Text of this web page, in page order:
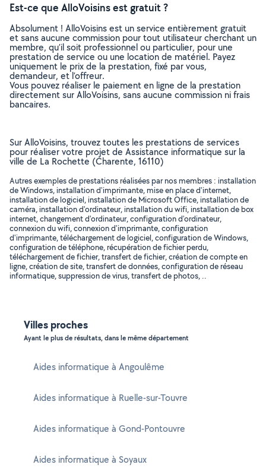
Est-ce que AlloVoisins est gratuit ?
Absolument ! AlloVoisins est un service entièrement gratuit
et sans aucune commission pour tout utilisateur cherchant un
membre, qu’il soit professionnel ou particulier, pour une
prestation de service ou une location de matériel. Payez
uniquement le prix de la prestation, fixé par vous,
demandeur, et l’offreur.
Vous pouvez réaliser le paiement en ligne de la prestation
directement sur AlloVoisins, sans aucune commission ni frais
bancaires.
Sur AlloVoisins, trouvez toutes les prestations de services
pour réaliser votre projet de Assistance informatique sur la
ville de La Rochette (Charente, 16110)
Autres exemples de prestations réalisées par nos membres : installation
de Windows, installation d'imprimante, mise en place d'internet,
installation de logiciel, installation de Microsoft Office, installation de
caméra, installation d'ordinateur, installation du wifi, installation de box
internet, changement d'ordinateur, configuration d'ordinateur,
connexion du wifi, connexion d'imprimante, configuration
d'imprimante, téléchargement de logiciel, configuration de Windows,
configuration de téléphone, récupération de fichier perdu,
téléchargement de fichier, transfert de fichier, création de compte en
ligne, création de site, transfert de données, configuration de réseau
informatique, suppression de virus, transfert de photos, ..
Villes proches
Ayant le plus de résultats, dans le même département
Aides informatique à Angoulême
Aides informatique à Ruelle-sur-Touvre
Aides informatique à Gond-Pontouvre
Aides informatique à Soyaux